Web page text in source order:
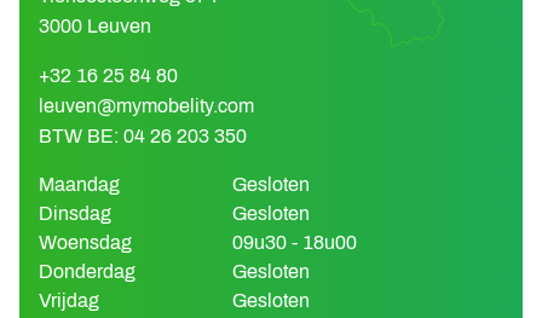
3000 Leuven
+32 16 25 84 80
leuven@mymobelity.com
BTW BE: 04 26 203 350
Maandag
Gesloten
Dinsdag
Gesloten
Woensdag
09u30 - 18u00
Donderdag
Gesloten
Vrijdag
Gesloten